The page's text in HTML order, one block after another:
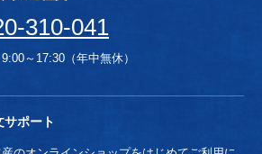
310-041
～17:30（年中無休）
サポート